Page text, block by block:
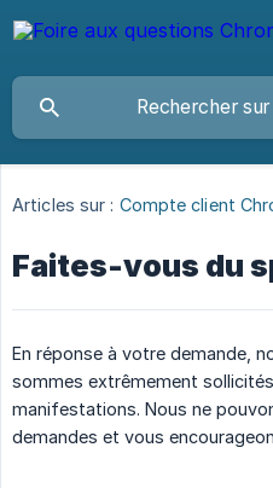
Articles sur : Compte client
Faites-vous du
En réponse à votre demande,
sommes extrêmement
manifestations. Nous ne
demandes et vous